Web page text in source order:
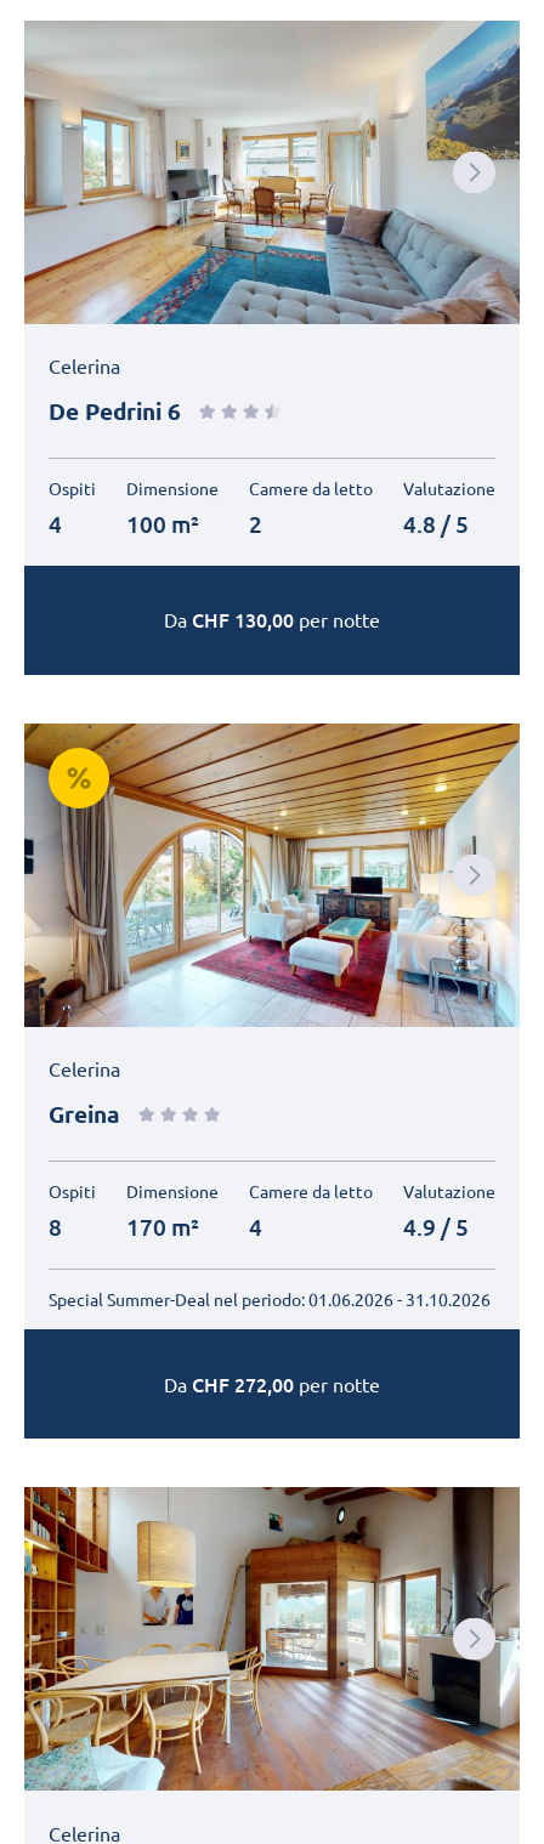
Celerina
De Pedrini 6
Ospiti
4
Dimensione
100 m²
Camere da letto
2
Valutazione
4.8 / 5
Da CHF 130,00 per notte
Next
Celerina
Greina
Ospiti
8
Dimensione
170 m²
Camere da letto
4
Valutazione
4.9 / 5
Special Summer-Deal nel periodo:01.06.2026 - 31.10.2026
Da CHF 272,00 per notte
Next
Celerina